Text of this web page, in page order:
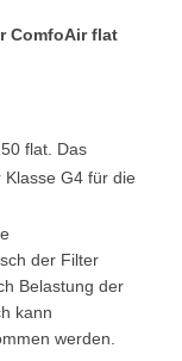
ComfoAir flat
flat. Das
G4 für die
der Filter
Belastung der
kann
werden.